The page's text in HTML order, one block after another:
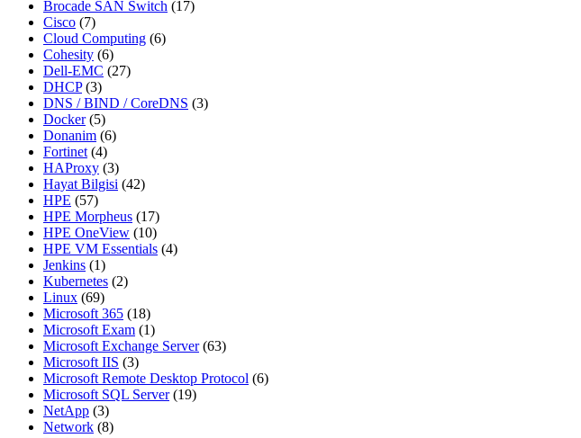
Brocade SAN Switch (17)
Cisco (7)
Cloud Computing (6)
Cohesity (6)
Dell-EMC (27)
DHCP(3)
DNS / BIND / CoreDNS (3)
Docker(5)
Donanim (6)
Fortinet (4)
HAProxy (3)
Hayat Bilgisi (42)
HPE (57)
HPE Morpheus (17)
HPE OneView (10)
HPE VM Essentials (4)
Jenkins (1)
Kubernetes (2)
Linux (69)
Microsoft 365 (18)
Microsoft Exam (1)
Microsoft Exchange Server(63)
Microsoft IIS (3)
Microsoft Remote Desktop Protocol (6)
Microsoft SQL Server(19)
NetApp (3)
Network (8)